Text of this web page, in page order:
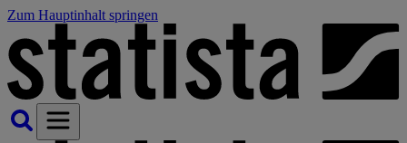
Zum Hauptinhalt springen